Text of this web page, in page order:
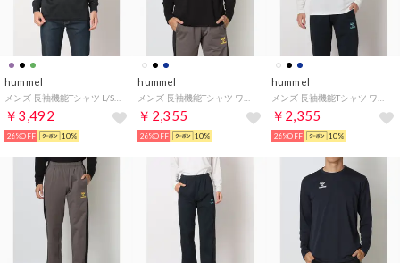
hummel
￥3,492
26%OFF 10%
hummel
￥2,355
26%OFF 10%
hummel
￥2,355
26%OFF 10%